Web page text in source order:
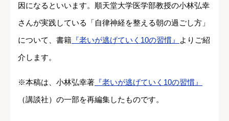
因になるといいます。順天堂大学医学部教授の小林弘幸
さんが実践している「自律神経を整える朝の過ごし方」
について、書籍 『老いが逃げていく10の習慣』
よりご紹
介します。
※本稿は、小林弘幸著 『老いが逃げていく10の習慣』
（講談社）の一部を再編集したものです。